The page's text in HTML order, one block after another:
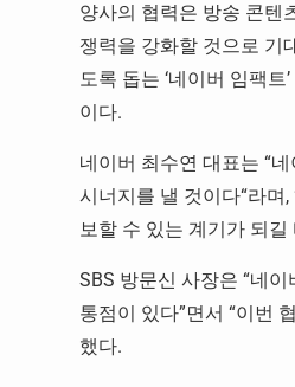
양사의 협력은 방송 콘텐
쟁력을 강화할 것으로 기
도록 돕는 ‘네이버 임팩
이다.
네이버 최수연 대표는 “
시너지를 낼 것이다“라며
보할 수 있는 계기가 되길
SBS 방문신 사장은 “네
통점이 있다”면서 “이번
했다.